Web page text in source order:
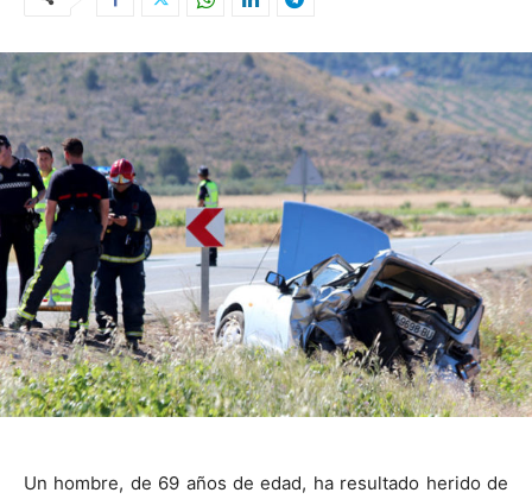
Un hombre, de 69 años de edad, ha resultado herido de